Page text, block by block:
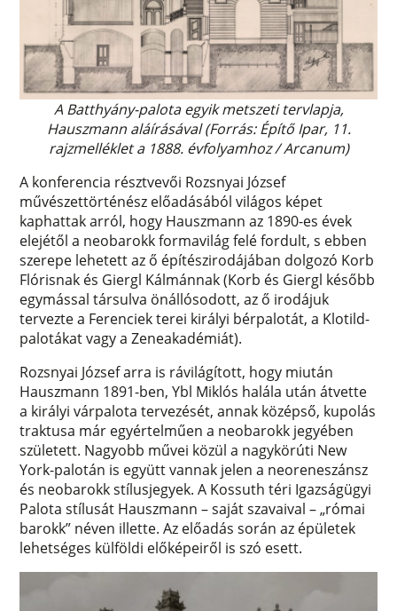
A Batthyány-palota egyik metszeti tervlapja,
Hauszmann aláírásával (Forrás: Építő Ipar, 11.
rajzmelléklet a 1888. évfolyamhoz / Arcanum)
A konferencia résztvevői Rozsnyai József
művészettörténész előadásából világos képet
kaphattak arról, hogy Hauszmann az 1890-es évek
elejétől a neobarokk formavilág felé fordult, s ebben
szerepe lehetett az ő építészirodájában dolgozó Korb
Flórisnak és Giergl Kálmánnak (Korb és Giergl később
egymással társulva önállósodott, az ő irodájuk
tervezte a Ferenciek terei királyi bérpalotát, a Klotild-
palotákat vagy a Zeneakadémiát).
Rozsnyai József arra is rávilágított, hogy miután
Hauszmann 1891-ben, Ybl Miklós halála után átvette
a királyi várpalota tervezését, annak középső, kupolás
traktusa már egyértelműen a neobarokk jegyében
született. Nagyobb művei közül a nagykörúti New
York-palotán is együtt vannak jelen a neoreneszánsz
és neobarokk stílusjegyek. A Kossuth téri Igazságügyi
Palota stílusát Hauszmann – saját szavaival – „római
barokk” néven illette. Az előadás során az épületek
lehetséges külföldi előképeiről is szó esett.